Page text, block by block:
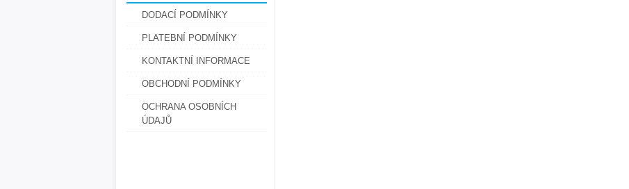
DODACÍ PODMÍNKY
PLATEBNÍ PODMÍNKY
KONTAKTNÍ INFORMACE
OBCHODNÍ PODMÍNKY
OCHRANA OSOBNÍCH
ÚDAJŮ